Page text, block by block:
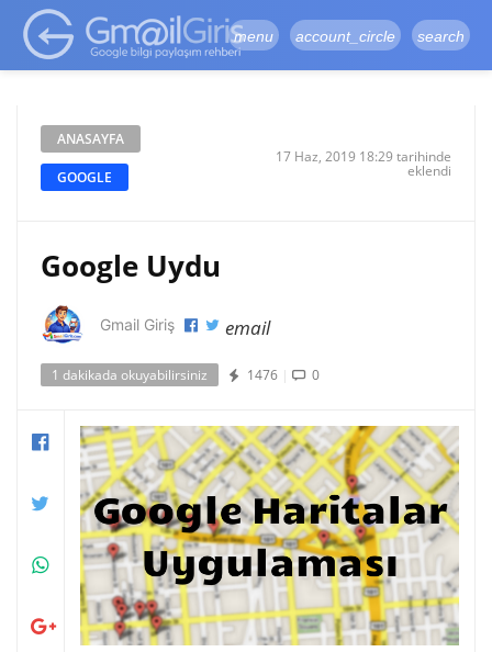
google-site-
verification=vqSI0upH550kabR5X8xpjMYieaXmuBueYgCJBW3uetM
menu account_circle search
ANASAYFA
GOOGLE
17 Haz, 2019 18:29 tarihinde
eklendi
Google Uydu
Gmail Giriş email
1 dakikada okuyabilirsiniz 1476 | 0